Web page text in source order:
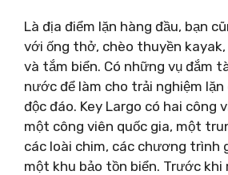
Là địa điểm lặn hàng đầu, bạn
với ống thở, chèo thuyền
và tắm biển. Có những vụ đắm
nước để làm cho trải nghiệm
độc đáo. Key Largo có hai công
một công viên quốc gia, một
các loài chim, các chương trình
một khu bảo tồn biển. Trước khi